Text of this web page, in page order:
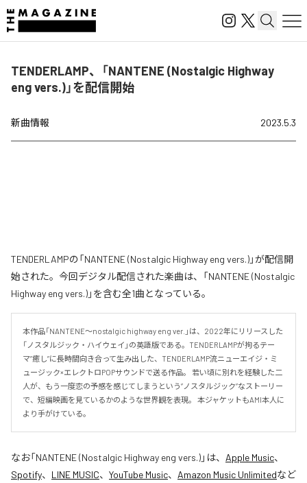
TENDERLAMP、「NANTENE (Nostalgic Highway
eng vers.)」を配信開始
新曲情報 2023.5.3
TENDERLAMPの「NANTENE (Nostalgic Highway eng vers.)」が配信開
始された。今回デジタル配信された楽曲は、「NANTENE (Nostalgic
Highway eng vers.)」を含む全1曲となっている。
本作品「NANTENE〜nostalgic highway eng ver.」は、2022年にリリースした
「ノスタルジック・ハイウェイ」の英語版である。TENDERLAMPが拘るテー
マ”癒し”に長時間向き合って生み出した、TENDERLAMP流ニューエイジ・ミ
ュージック×エレクトロPOPサウンドで送る作品。 若い頃に別れを経験した二
人が、もう一度恋の予感を感じてしまうという”ノスタルジック”なストーリー
で、短編映画を見ているかのような世界観を表現。 本ジャケットもAMI本人に
より手がけている。
なお「NANTENE (Nostalgic Highway eng vers.)」は、 Apple Music、
Spotify、 LINE MUSIC、 YouTube Music、 Amazon Music Unlimitedなど